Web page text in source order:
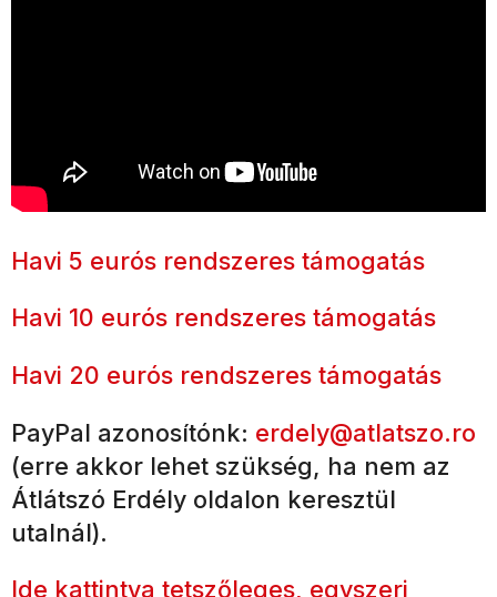
Havi 5 eurós rendszeres támogatás
Havi 10 eurós rendszeres támogatás
Havi 20 eurós rendszeres támogatás
PayPal azonosítónk: erdely@atlatszo.ro
(erre akkor lehet szükség, ha nem az
Átlátszó Erdély oldalon keresztül
utalnál).
Ide kattintva tetszőleges, egyszeri